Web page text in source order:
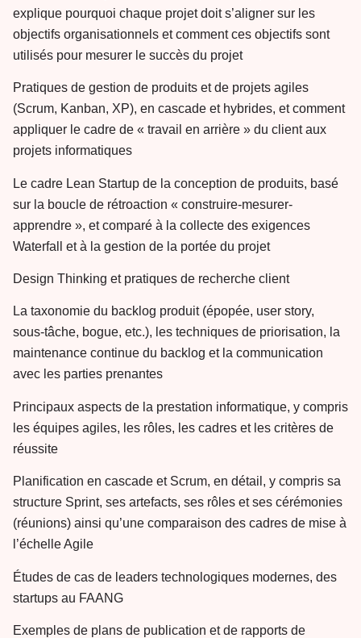
explique pourquoi chaque projet doit s’aligner sur les
objectifs organisationnels et comment ces objectifs sont
utilisés pour mesurer le succès du projet
Pratiques de gestion de produits et de projets agiles
(Scrum, Kanban, XP), en cascade et hybrides, et comment
appliquer le cadre de « travail en arrière » du client aux
projets informatiques
Le cadre Lean Startup de la conception de produits, basé
sur la boucle de rétroaction « construire-mesurer-
apprendre », et comparé à la collecte des exigences
Waterfall et à la gestion de la portée du projet
Design Thinking et pratiques de recherche client
La taxonomie du backlog produit (épopée, user story,
sous-tâche, bogue, etc.), les techniques de priorisation, la
maintenance continue du backlog et la communication
avec les parties prenantes
Principaux aspects de la prestation informatique, y compris
les équipes agiles, les rôles, les cadres et les critères de
réussite
Planification en cascade et Scrum, en détail, y compris sa
structure Sprint, ses artefacts, ses rôles et ses cérémonies
(réunions) ainsi qu’une comparaison des cadres de mise à
l’échelle Agile
Études de cas de leaders technologiques modernes, des
startups au FAANG
Exemples de plans de publication et de rapports de